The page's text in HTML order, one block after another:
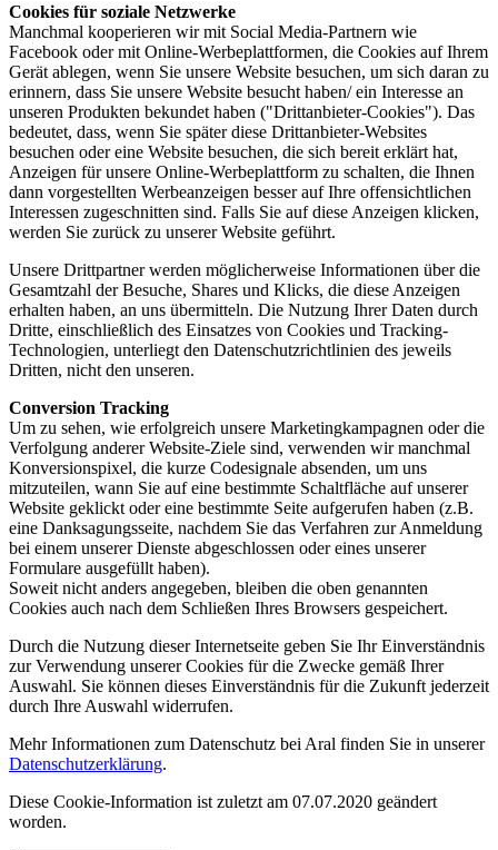
Cookies für soziale Netzwerke
Manchmal kooperieren wir mit Social Media-Partnern wie
Facebook oder mit Online-Werbeplattformen, die Cookies auf Ihrem
Gerät ablegen, wenn Sie unsere Website besuchen, um sich daran zu
erinnern, dass Sie unsere Website besucht haben/ ein Interesse an
unseren Produkten bekundet haben ("Drittanbieter-Cookies"). Das
bedeutet, dass, wenn Sie später diese Drittanbieter-Websites
besuchen oder eine Website besuchen, die sich bereit erklärt hat,
Anzeigen für unsere Online-Werbeplattform zu schalten, die Ihnen
dann vorgestellten Werbeanzeigen besser auf Ihre offensichtlichen
Interessen zugeschnitten sind. Falls Sie auf diese Anzeigen klicken,
werden Sie zurück zu unserer Website geführt.
Unsere Drittpartner werden möglicherweise Informationen über die
Gesamtzahl der Besuche, Shares und Klicks, die diese Anzeigen
erhalten haben, an uns übermitteln. Die Nutzung Ihrer Daten durch
Dritte, einschließlich des Einsatzes von Cookies und Tracking-
Technologien, unterliegt den Datenschutzrichtlinien des jeweils
Dritten, nicht den unseren.
Conversion Tracking
Um zu sehen, wie erfolgreich unsere Marketingkampagnen oder die
Verfolgung anderer Website-Ziele sind, verwenden wir manchmal
Konversionspixel, die kurze Codesignale absenden, um uns
mitzuteilen, wann Sie auf eine bestimmte Schaltfläche auf unserer
Website geklickt oder eine bestimmte Seite aufgerufen haben (z.B.
eine Danksagungsseite, nachdem Sie das Verfahren zur Anmeldung
bei einem unserer Dienste abgeschlossen oder eines unserer
Formulare ausgefüllt haben).
Soweit nicht anders angegeben, bleiben die oben genannten
Cookies auch nach dem Schließen Ihres Browsers gespeichert.
Durch die Nutzung dieser Internetseite geben Sie Ihr Einverständnis
zur Verwendung unserer Cookies für die Zwecke gemäß Ihrer
Auswahl. Sie können dieses Einverständnis für die Zukunft jederzeit
durch Ihre Auswahl widerrufen.
Mehr Informationen zum Datenschutz bei Aral finden Sie in unserer
Datenschutzerklärung.
Diese Cookie-Information ist zuletzt am 07.07.2020 geändert
worden.